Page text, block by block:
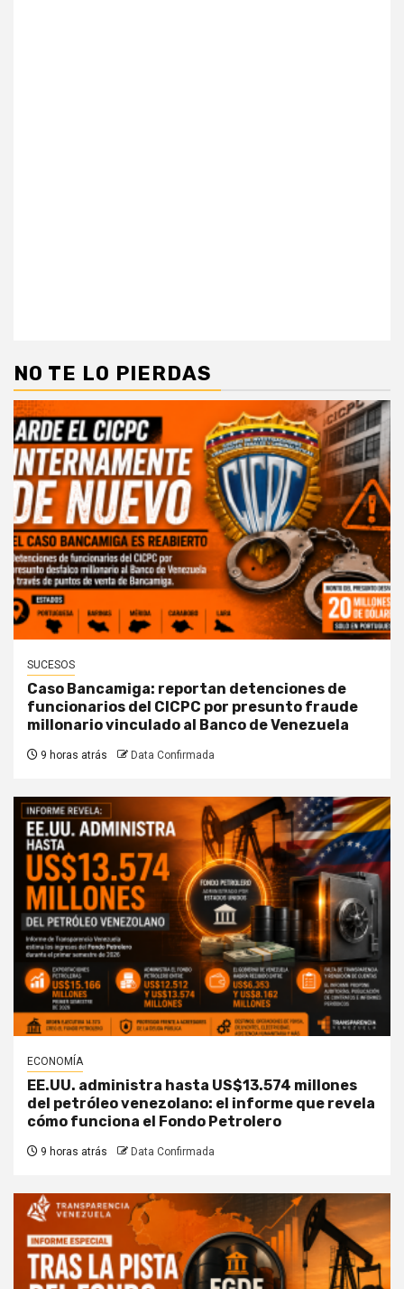
NO TE LO PIERDAS
SUCESOS
Caso Bancamiga: reportan detenciones de
funcionarios del CICPC por presunto fraude
millonario vinculado al Banco de Venezuela
9 horas atrás Data Confirmada
ECONOMÍA
EE.UU. administra hasta US$13.574 millones
del petróleo venezolano: el informe que revela
cómo funciona el Fondo Petrolero
9 horas atrás Data Confirmada